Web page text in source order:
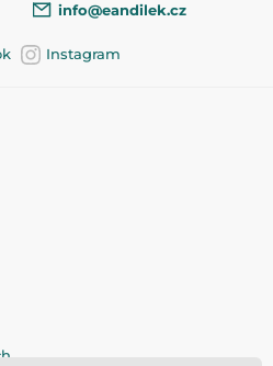
info@eandilek.cz
Instagram